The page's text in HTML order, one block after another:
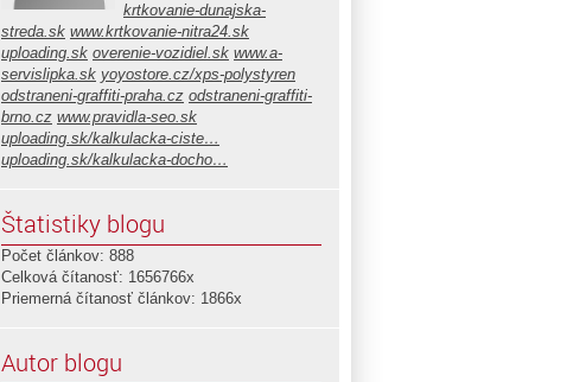
krtkovanie-dunajska-
streda.sk www.krtkovanie-nitra24.sk
uploading.sk overenie-vozidiel.sk www.a-
servislipka.sk yoyostore.cz/xps-polystyren
odstraneni-graffiti-praha.cz odstraneni-graffiti-
brno.cz www.pravidla-seo.sk
uploading.sk/kalkulacka-ciste…
uploading.sk/kalkulacka-docho…
Štatistiky blogu
Počet článkov: 888
Celková čítanosť: 1656766x
Priemerná čítanosť článkov: 1866x
Autor blogu